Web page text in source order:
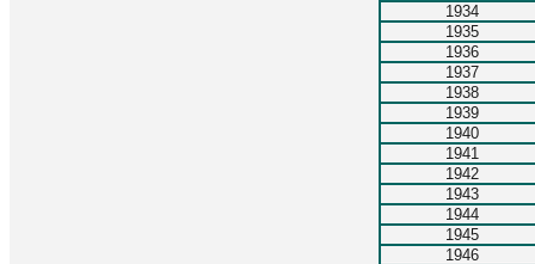
1934
1935
1936
1937
1938
1939
1940
1941
1942
1943
1944
1945
1946